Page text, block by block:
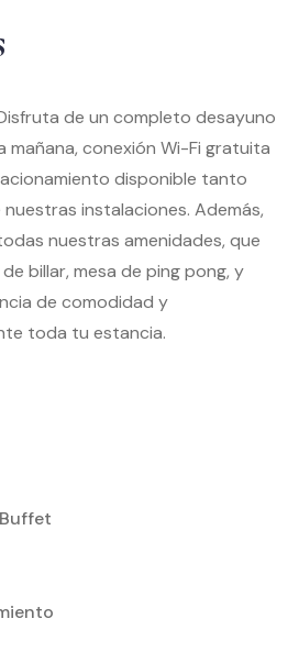
de un completo desayuno
conexión Wi-Fi gratuita
disponible tanto
instalaciones. Además,
nuestras amenidades, que
billar, mesa de ping pong, y
de comodidad y
toda tu estancia.